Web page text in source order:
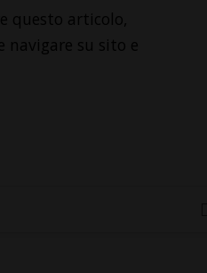
questo articolo,
navigare su sito e